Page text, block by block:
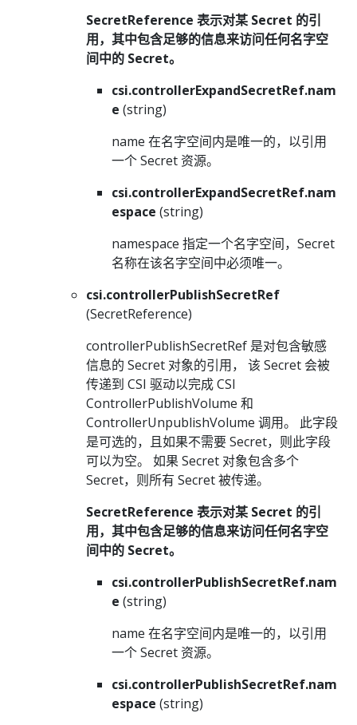
SecretReference 表示对某 Secret 的引
用，其中包含足够的信息来访问任何名字空
间中的 Secret。
csi.controllerExpandSecretRef.nam
e (string)
name 在名字空间内是唯一的，以引用
一个 Secret 资源。
csi.controllerExpandSecretRef.nam
espace (string)
namespace 指定一个名字空间，Secret
名称在该名字空间中必须唯一。
csi.controllerPublishSecretRef
(SecretReference)
controllerPublishSecretRef 是对包含敏感
信息的 Secret 对象的引用， 该 Secret 会被
传递到 CSI 驱动以完成 CSI
ControllerPublishVolume 和
ControllerUnpublishVolume 调用。 此字段
是可选的，且如果不需要 Secret，则此字段
可以为空。 如果 Secret 对象包含多个
Secret，则所有 Secret 被传递。
SecretReference 表示对某 Secret 的引
用，其中包含足够的信息来访问任何名字空
间中的 Secret。
csi.controllerPublishSecretRef.nam
e (string)
name 在名字空间内是唯一的，以引用
一个 Secret 资源。
csi.controllerPublishSecretRef.nam
espace (string)